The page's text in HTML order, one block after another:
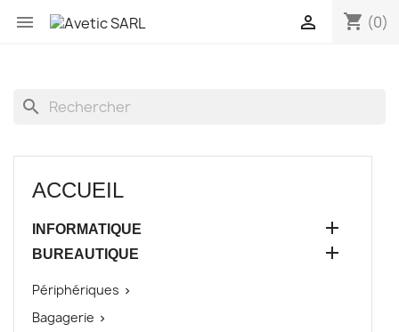
 shopping_cart (0)

search
ACCUEIL
INFORMATIQUE 
BUREAUTIQUE 
Périphériques 
Bagagerie 